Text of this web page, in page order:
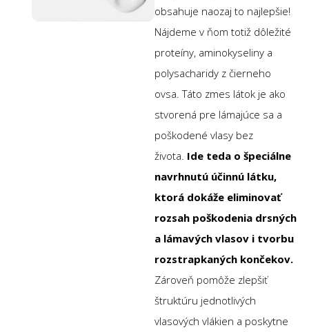
obsahuje naozaj to najlepšie!
Nájdeme v ňom totiž dôležité
proteíny, aminokyseliny a
polysacharidy z čierneho
ovsa. Táto zmes látok je ako
stvorená pre lámajúce sa a
poškodené vlasy bez
života. Ide teda o špeciálne
navrhnutú účinnú látku,
ktorá dokáže eliminovať
rozsah poškodenia drsných
a lámavých vlasov i tvorbu
rozstrapkaných končekov.
Zároveň pomôže zlepšiť
štruktúru jednotlivých
vlasových vlákien a poskytne